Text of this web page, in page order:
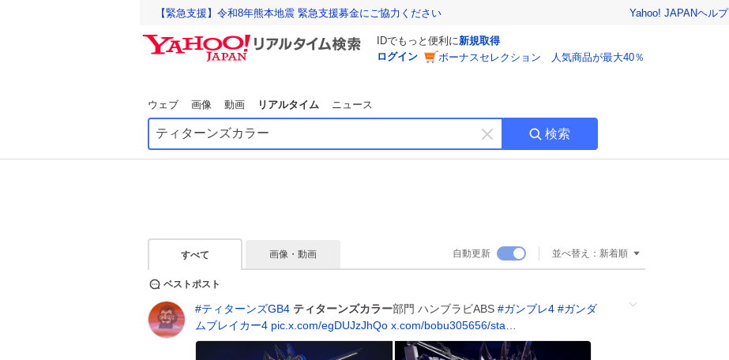
【緊急支援】令和8年熊本地震 緊急支援募金にご協力ください Yahoo! JAPANヘルプ
IDでもっと便利に新規取得
ログイン
ボーナスセレクション 人気商品が最大40％
ウェブ 画像 動画 リアルタイム ニュース
キ
ー
す
検索
すべて 画像・動画 自動更新 並べ替え： 新着順
ベストポスト
#ティターンズGB4 ティターンズカラー部門 ハンブラビABS #ガンブレ4 #ガンダ
ムブレイカー4 pic.x.com/egDUJzJhQo x.com/bobu305656/sta…